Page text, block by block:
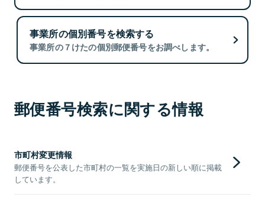
事業所の個別番号を検索する
事業所の７けたの個別郵便番号をお調べします。
郵便番号検索に関する情報
市町村変更情報
郵便番号を公表した市町村の一覧を実施日の新しい順に掲載
しています。